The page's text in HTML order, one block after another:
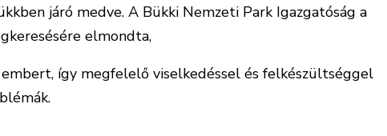
járó medve. A Bükki Nemzeti Park Igazgatóság a
elmondta,
így megfelelő viselkedéssel és felkészültséggel